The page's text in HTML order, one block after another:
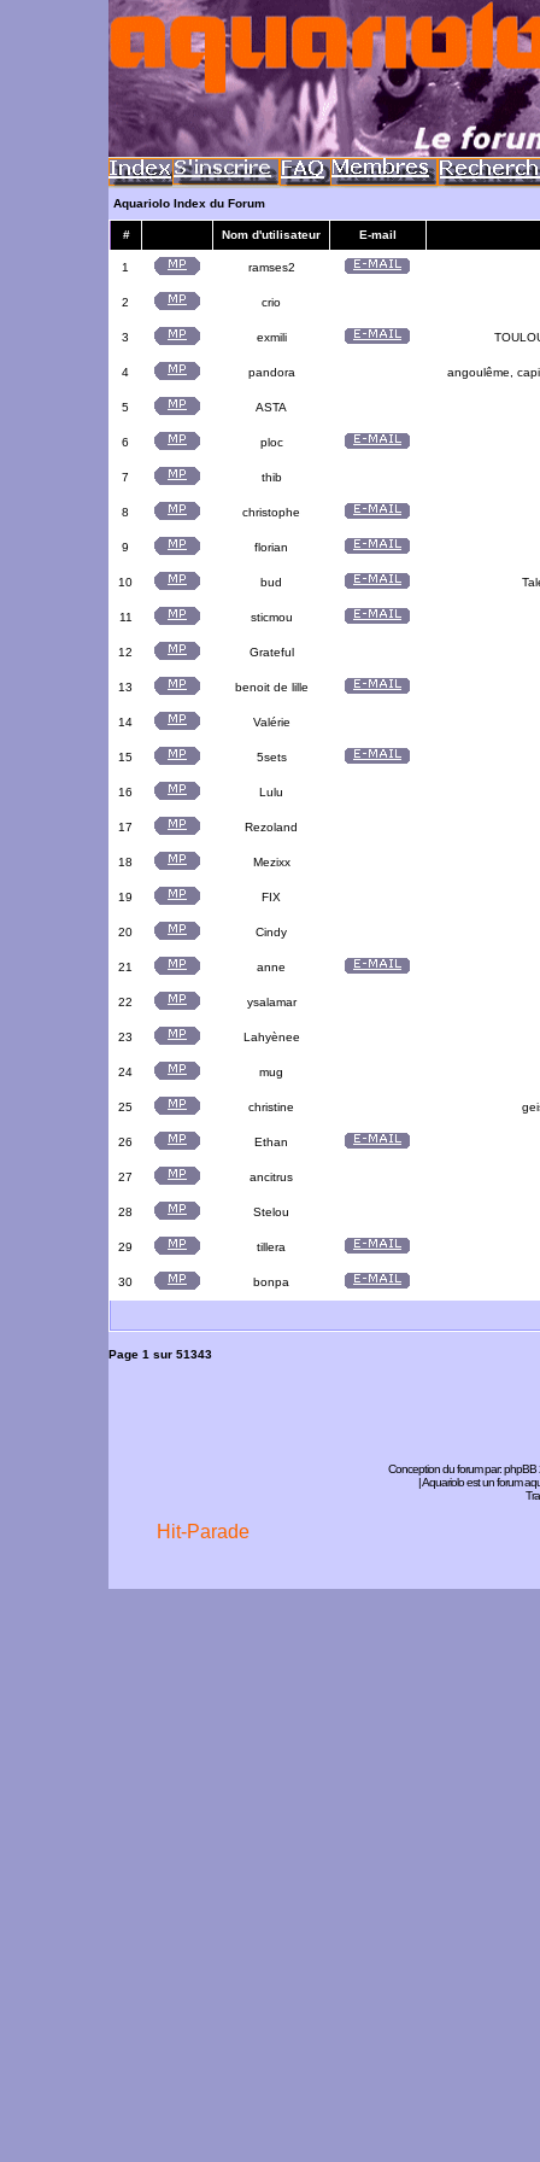
Aquariolo Index du Forum
# Nom d'utilisateur E-mail
1 ramses2
2 crio
3 exmili
4 pandora angoulême,
5 ASTA
6 ploc
7 thib
8 christophe
9 florian
10 bud
11 sticmou
12 Grateful
13 benoit de lille
14 Valérie
15 5sets
16 Lulu
17 Rezoland
18 Mezixx
19 FIX
20 Cindy
21 anne
22 ysalamar
23 Lahyènee
24 mug
25 christine
26 Ethan
27 ancitrus
28 Stelou
29 tillera
30 bonpa
Page 1 sur 51343
Conception du forum par:phpBB
| Aquariolo est un forum